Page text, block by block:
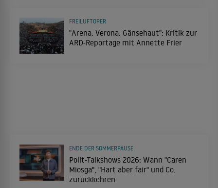
"Arena. Verona. Gänsehaut": Kritik zur
ARD-Reportage mit Annette Frier
FREILUFTOPER
Polit-Talkshows 2026: Wann "Caren
Miosga", "Hart aber fair" und Co.
zurückkehren
ENDE DER SOMMERPAUSE